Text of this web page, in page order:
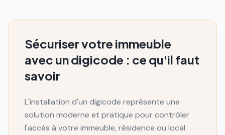
Sécuriser votre immeuble
avec un digicode : ce qu'il faut
savoir
L'installation d'un digicode représente une
solution moderne et pratique pour contrôler
l'accès à votre immeuble, résidence ou local